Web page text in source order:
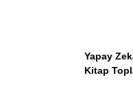
Yapay
Kitap